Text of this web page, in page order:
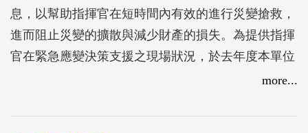
息，以幫助指揮官在短時間內有效的進行災變搶救，
進而阻止災變的擴散與減少財產的損失。為提供指揮
官在緊急應變決策支援之現場狀況，於去年度本單位
建置一虛擬實境之緊急應變模組，期能幫助指揮官快
統之應變資訊有互相重疊，為更能提升相關緊急應變
more...